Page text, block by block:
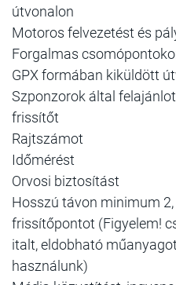
útvonalon
Motoros felvezetést és
Forgalmas
GPX formában kiküldött
Szponzorok által
frissítőt
Rajtszámot
Időmérést
Orvosi biztosítást
Hosszú távon minimum
frissítőpontot (Figyelem!
italt, eldobható
használunk)